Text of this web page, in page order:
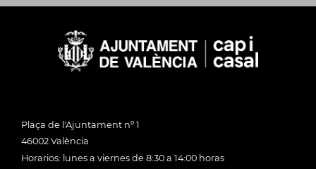
Plaça de l'Ajuntament nº 1
46002 València
Horarios: lunes a viernes de 8:30 a 14:00 horas